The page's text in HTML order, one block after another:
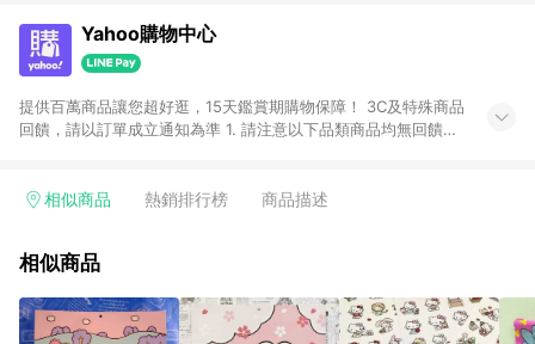
Yahoo購物中心
提供百萬商品讓您超好逛，15天鑑賞期購物保障！ 3C及特殊商品
回饋，請以訂單成立通知為準 1. 請注意以下品類商品均無回饋：
電玩/遊戲/相機/單眼/鏡頭/拍立得 [2024/6/1起適用] -內接硬
的購回饋活動享Yahoo超贈點回饋者 - 購物中心商店之商品：商
3. 訂單回饋金額將扣除運費/購物金/超贈點/福利金/紅利折抵/折
價券等虛擬貨幣折抵 4. 大宗採購或批發轉賣不具回饋資格： 如
相似商品 熱銷排行榜 商品描述
相似商品